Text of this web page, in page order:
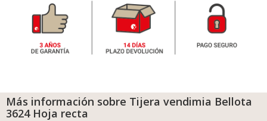
Más información sobre Tijera vendimia Bellota
3624 Hoja recta